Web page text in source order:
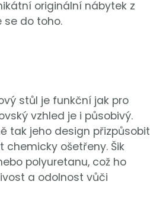
originální nábytek z
se do toho.
stůl je funkční jak pro
vzhled je i působivý.
tak jeho design přizpůsobit
chemicky ošetřeny. Šik
polyuretanu, což ho
a odolnost vůči